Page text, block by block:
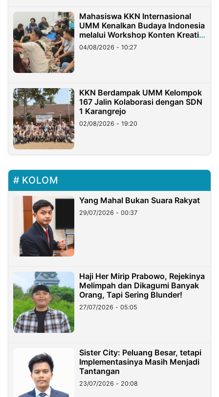
Mahasiswa KKN Internasional
UMM Kenalkan Budaya Indonesia
melalui Workshop Konten Kreatif
di Taiwan
04/08/2026 - 10:27
KKN Berdampak UMM Kelompok
167 Jalin Kolaborasi dengan SDN
1 Karangrejo
02/08/2026 - 19:20
KOLOM
Yang Mahal Bukan Suara Rakyat
29/07/2026 - 00:37
Haji Her Mirip Prabowo, Rejekinya
Melimpah dan Dikagumi Banyak
Orang, Tapi Sering Blunder!
27/07/2026 - 05:05
Sister City: Peluang Besar, tetapi
Implementasinya Masih Menjadi
Tantangan
23/07/2026 - 20:08